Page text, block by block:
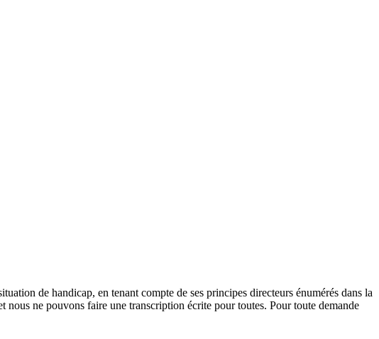
de handicap, en tenant compte de ses principes directeurs énumérés dans la
nous ne pouvons faire une transcription écrite pour toutes. Pour toute demande